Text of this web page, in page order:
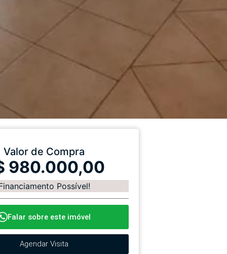
Valor de Compra
980.000,00
Possível!
Falar sobre este imóvel
Agendar Visita